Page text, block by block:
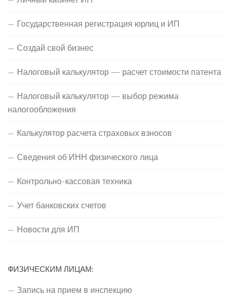
Государственная регистрация юрлиц и ИП
Создай свой бизнес
Налоговый калькулятор — расчет стоимости патента
Налоговый калькулятор — выбор режима
налогообложения
Калькулятор расчета страховых взносов
Сведения об ИНН физического лица
Контрольно-кассовая техника
Учет банковских счетов
Новости для ИП
ФИЗИЧЕСКИМ ЛИЦАМ:
Запись на прием в инспекцию